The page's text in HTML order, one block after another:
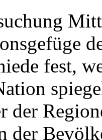
fest,
der
der